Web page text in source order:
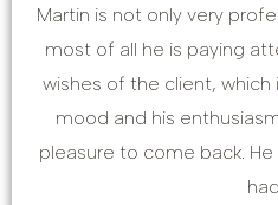
Martin is not only very
most of all he is paying
wishes of the client, which
mood and his
pleasure to come back.